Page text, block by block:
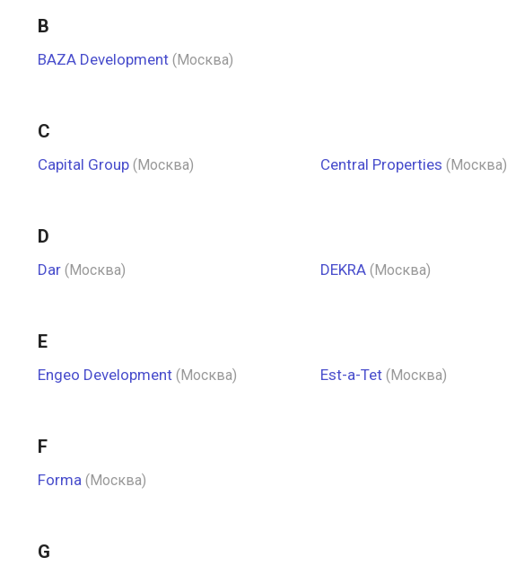
B
BAZA Development (Москва)
C
Capital Group (Москва) Central Properties (Москва)
D
Dar (Москва) DEKRA (Москва)
E
Engeo Development (Москва) Est-a-Tet (Москва)
F
Forma (Москва)
G